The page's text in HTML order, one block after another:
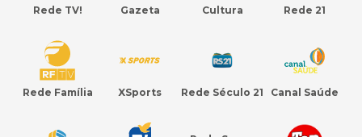
Rede TV! Gazeta Cultura Rede 21
Rede Família XSports Rede Século 21 Canal Saúde